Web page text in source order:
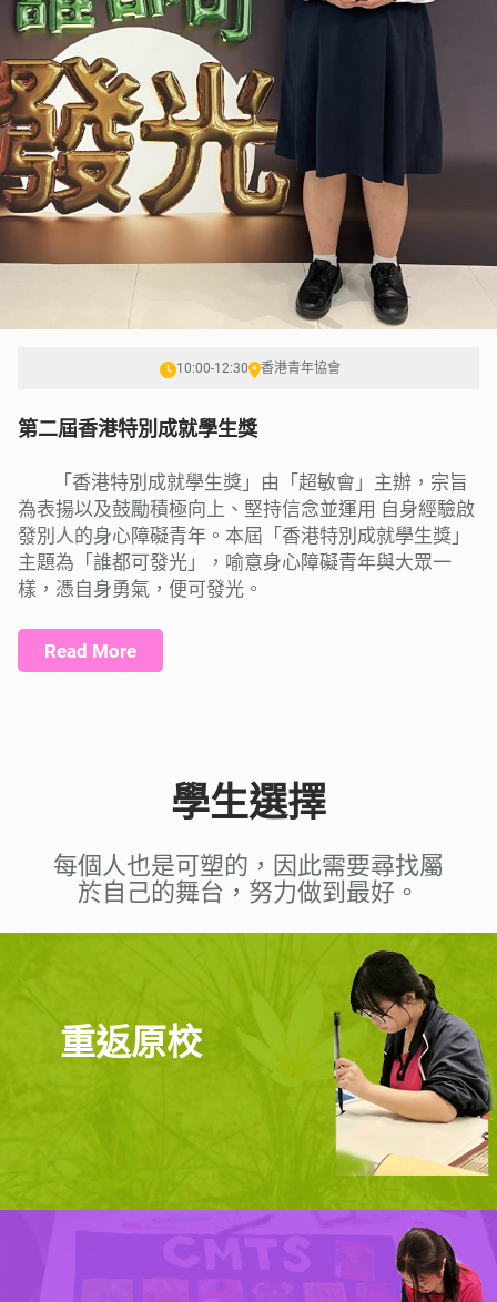
10:00-12:30 香港青年協會
第二屆香港特別成就學生獎
「香港特別成就學生獎」由「超敏會」主辦，宗旨
為表揚以及鼓勵積極向上、堅持信念並運用 自身經驗啟
發別人的身心障礙青年。本屆「香港特別成就學生獎」
主題為「誰都可發光」，喻意身心障礙青年與大眾一
樣，憑自身勇氣，便可發光。
Read More
學生選擇
每個人也是可塑的，因此需要尋找屬
於自己的舞台，努力做到最好。
重返原校